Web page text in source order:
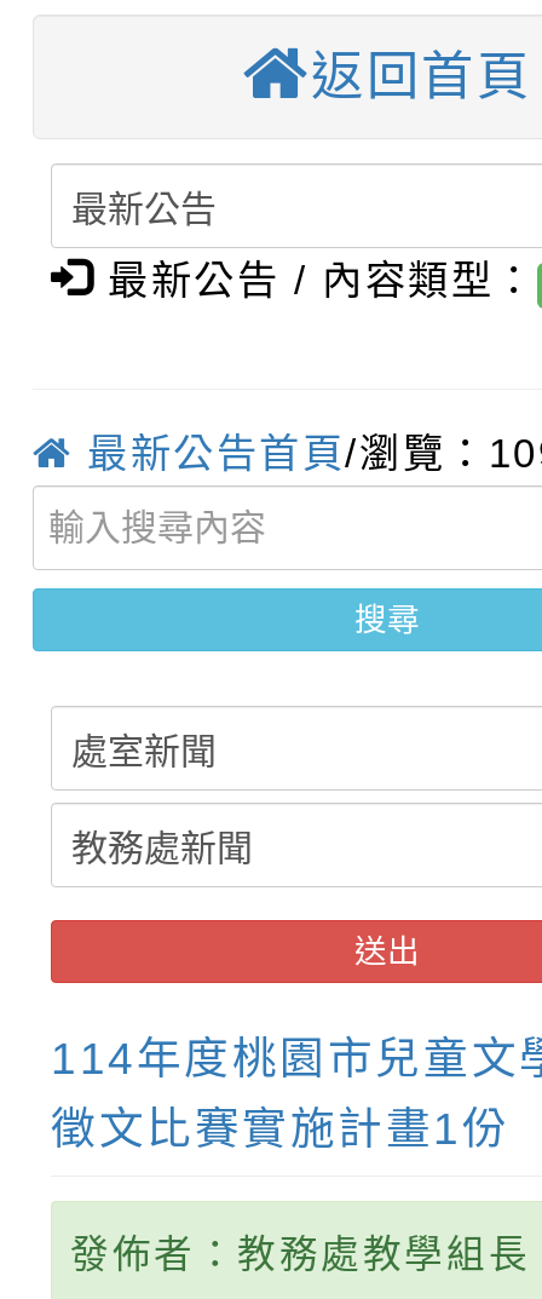
1次會員大會暨第7屆會
推動社區運動俱樂部營
計畫」1 份，請踴躍報
權責核予出席人員公(
【甄選結果(第11招)】
學年度第1學期第7次
結果(第11招)
【甄選結果(第3招)】
學年度第1學期第9次代
結果(第3招)
桃園市家庭教育中心「
程資訊」、「暑期親子
「祖孫樂淘桃」、「愛
站幸福系列講座及成長
報，惠請貴機關(學校)
宣導。
「校園短影音徵選活動
員」簡章及活動海報，
115學年度新生訓練注
結果
【甄選結果(第10招)】
學年度第1學期第7次代
結果(第10招)
【甄選結果(第2招)】
學年度第1學期第9次代
轉知：本市公務人員協
9月16日本府B2大禮堂
函轉運動部全民運動
計畫」1 份，請踴躍報
權責核予出席人員公(
返回首頁
最新公告 / 內容類型：
最新公告首頁/瀏覽：
搜尋
送出
114年度桃園市兒童文
徵文比賽實施計畫1份
發佈者：教務處教學組長